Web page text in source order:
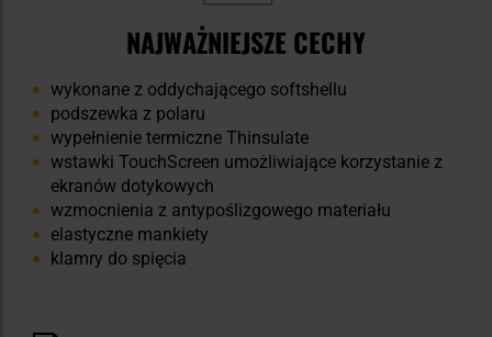
NAJWAŻNIEJSZE CECHY
wykonane z oddychającego softshellu
podszewka z polaru
wypełnienie termiczne Thinsulate
wstawki TouchScreen umożliwiające korzystanie z
ekranów dotykowych
wzmocnienia z antypoślizgowego materiału
elastyczne mankiety
klamry do spięcia